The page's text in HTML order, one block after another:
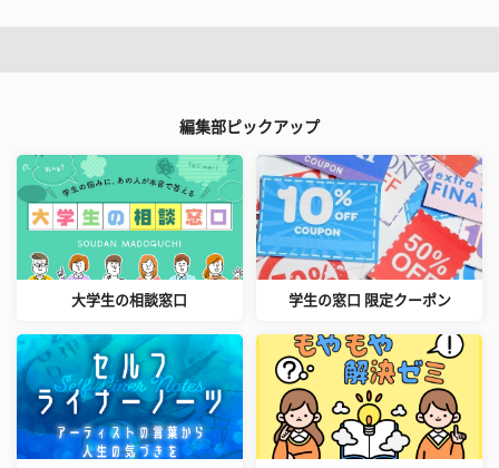
編集部ピックアップ
大学生の相談窓口 学生の窓口 限定クーポン